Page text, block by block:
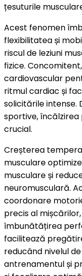
țesuturile
Acest fenomen
flexibilitatea și
riscul de leziuni
fizice.
cardiovascular
ritmul cardiac și
solicitările
sportive,
crucial.
Creșterea
musculare
musculare și
neuromusculară.
coordonare
precis al
îmbunătățirea
facilitează
reducând nivelul de
antrenamentul și